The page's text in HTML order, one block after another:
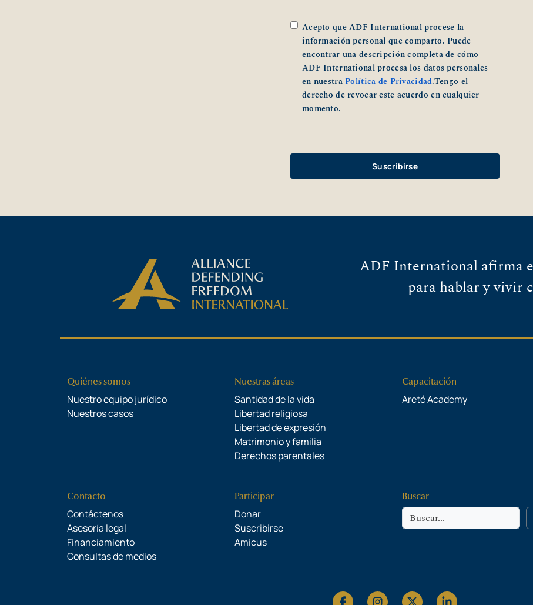
*
Acepto que ADF International procese la
información personal que comparto. Puede
encontrar una descripción completa de cómo
ADF International procesa los datos personales
en nuestraPolítica de Privacidad.Tengo el
derecho de revocar este acuerdo en cualquier
momento.
ADF International afirma
para hablar y vivir
Quiénes somos
Nuestro equipo jurídico
Nuestros casos
Nuestras áreas
Santidad de la vida
Libertad religiosa
Libertad de expresión
Matrimonio y familia
Derechos parentales
Capacitación
Areté Academy
Contacto
Contáctenos
Asesoría legal
Financiamiento
Consultas de medios
Participar
Donar
Suscribirse
Amicus
Buscar
Buscar